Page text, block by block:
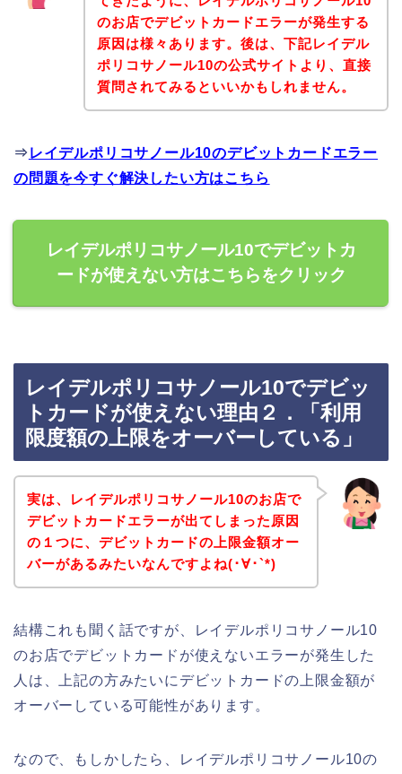
のお店でデビットカードエラーが発生する
原因は様々あります。後は、下記レイデル
ポリコサノール10の公式サイトより、直接
質問されてみるといいかもしれません。
⇒ レイデルポリコサノール10のデビットカードエラー
の問題を今すぐ解決したい方はこちら
レイデルポリコサノール10でデビットカ
ードが使えない方はこちらをクリック
レイデルポリコサノール10でデビッ
トカードが使えない理由２．「利用
限度額の上限をオーバーしている」
実は、レイデルポリコサノール10のお店で
デビットカードエラーが出てしまった原因
の１つに、デビットカードの上限金額オー
バーがあるみたいなんですよね(･∀･`*)
結構これも聞く話ですが、レイデルポリコサノール10
のお店でデビットカードが使えないエラーが発生した
人は、上記の方みたいにデビットカードの上限金額が
オーバーしている可能性があります。
なので、もしかしたら、レイデルポリコサノール10の